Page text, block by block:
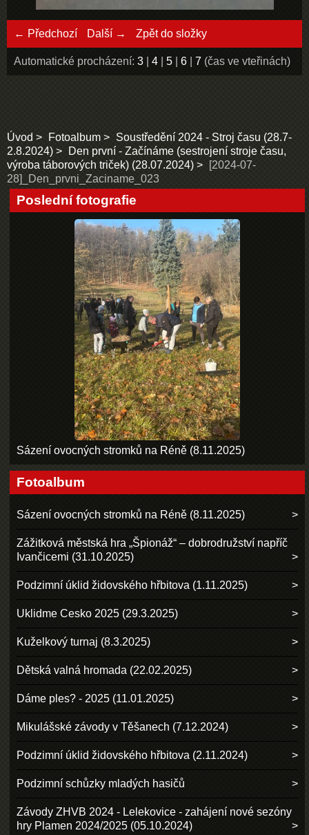
← Předchozí Další → Zpět do složky
Automatické procházení: 3 4 5 6 7 (čas ve vteřinách)
Úvod Fotoalbum
Soustředění 2024 - Stroj času (28.7-
2.8.2024)
Den první - Začínáme (sestrojení stroje času,
výroba táborových triček) (28.07.2024)
[2024-07-
28]_Den_prvni_Zaciname_023
Poslední fotografie
Sázení ovocných stromků na Réně (8.11.2025)
Fotoalbum
Sázení ovocných stromků na Réně (8.11.2025)
Zážitková městská hra „Špionáž“ – dobrodružství napříč
Ivančicemi (31.10.2025)
Podzimní úklid židovského hřbitova (1.11.2025)
Uklidme Cesko 2025 (29.3.2025)
Kuželkový turnaj (8.3.2025)
Dětská valná hromada (22.02.2025)
Dáme ples? - 2025 (11.01.2025)
Mikulášské závody v Těšanech (7.12.2024)
Podzimní úklid židovského hřbitova (2.11.2024)
Podzimní schůzky mladých hasičů
Závody ZHVB 2024 - Lelekovice - zahájení nové sezóny
hry Plamen 2024/2025 (05.10.2024)